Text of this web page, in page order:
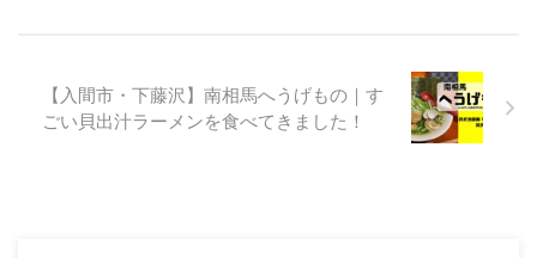
【入間市・下藤沢】南相馬へうげもの｜す
ごい貝出汁ラーメンを食べてきました！